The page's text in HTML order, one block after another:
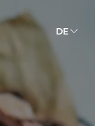
DE